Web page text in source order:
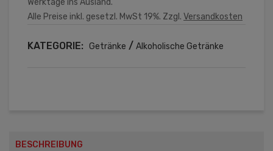
Werktage ins Ausland.
Alle Preise inkl. gesetzl. MwSt 19%. Zzgl. Versandkosten
KATEGORIE: Getränke / Alkoholische Getränke
BESCHREIBUNG